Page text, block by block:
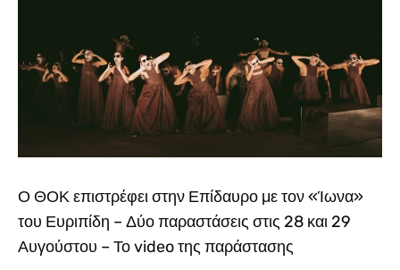
Ο ΘΟΚ επιστρέφει στην Επίδαυρο με τον «Ίωνα»
του Ευριπίδη – Δύο παραστάσεις στις 28 και 29
Αυγούστου – Το video της παράστασης